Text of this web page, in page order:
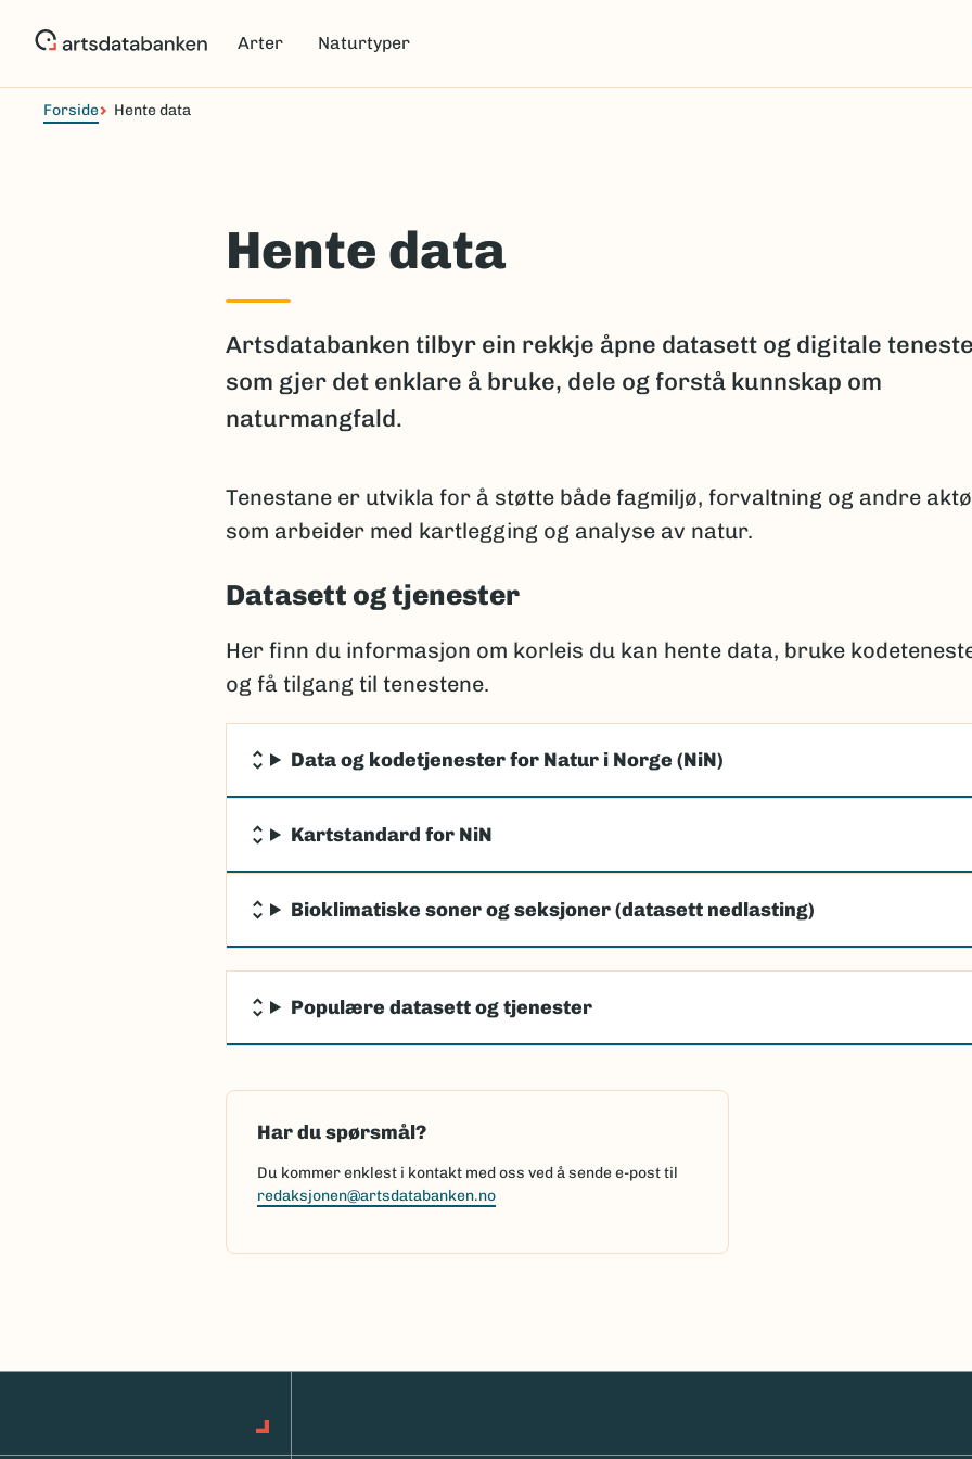
Arter Naturtyper
Forside Hente data
Hente data
Artsdatabanken tilbyr ein rekkje åpne datasett og digitale
som gjer det enklare å bruke, dele og forstå kunnskap om
naturmangfald.
Tenestane er utvikla for å støtte både fagmiljø, forvaltning og andre
som arbeider med kartlegging og analyse av natur.
Datasett og tjenester
Her finn du informasjon om korleis du kan hente data, bruke
og få tilgang til tenestene.
Data og kodetjenester for Natur i Norge (NiN)
Kartstandard for NiN
Bioklimatiske soner og seksjoner (datasett nedlasting)
Populære datasett og tjenester
Har du spørsmål?
Du kommer enklest i kontakt med oss ved å sende e-post til
redaksjonen@artsdatabanken.no